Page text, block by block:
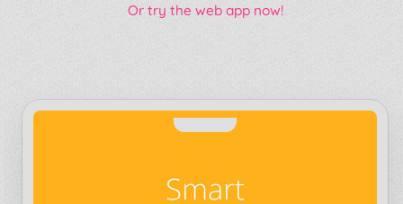
Or try the web app now!